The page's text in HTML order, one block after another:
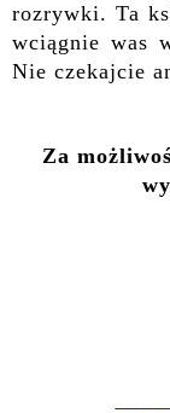
rozrywki. Ta
wciągnie was
Nie czekajcie
Za